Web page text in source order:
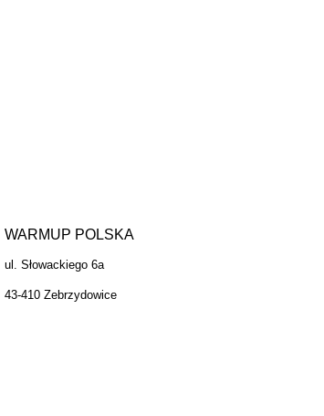
WARMUP POLSKA
ul. Słowackiego 6a
43-410 Zebrzydowice